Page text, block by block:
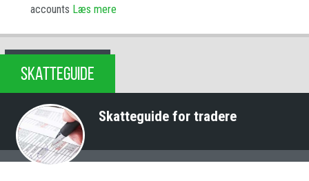
accounts Læs mere
SKATTEGUIDE
Skatteguide for tradere